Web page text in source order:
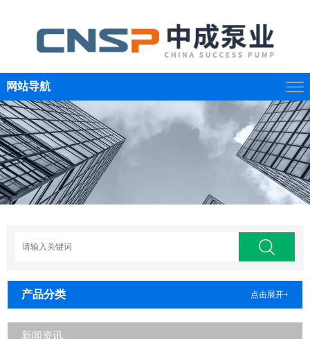
网站导航
产品分类 点击展开+
新闻资讯